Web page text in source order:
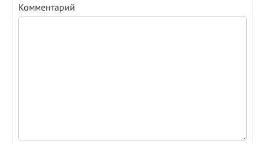
Комментарий